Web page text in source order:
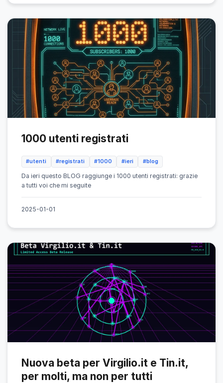
1000 utenti registrati
#utenti #registrati #1000 #ieri #blog
Da ieri questo BLOG raggiunge i 1000 utenti registrati: grazie
a tutti voi che mi seguite
2025-01-01
Nuova beta per Virgilio.it e Tin.it,
per molti, ma non per tutti